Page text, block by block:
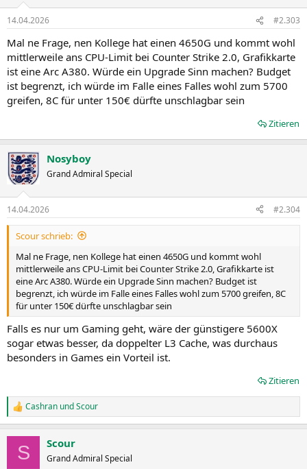
14.04.2026 #2.303
Mal ne Frage, nen Kollege hat einen 4650G und kommt wohl
mittlerweile ans CPU-Limit bei Counter Strike 2.0, Grafikkarte
ist eine Arc A380. Würde ein Upgrade Sinn machen? Budget
ist begrenzt, ich würde im Falle eines Falles wohl zum 5700
greifen, 8C für unter 150€ dürfte unschlagbar sein
Zitieren
Nosyboy
Grand Admiral Special
14.04.2026 #2.304
Scour schrieb:
Mal ne Frage, nen Kollege hat einen 4650G und kommt wohl
mittlerweile ans CPU-Limit bei Counter Strike 2.0, Grafikkarte ist
eine Arc A380. Würde ein Upgrade Sinn machen? Budget ist
begrenzt, ich würde im Falle eines Falles wohl zum 5700 greifen, 8C
für unter 150€ dürfte unschlagbar sein
Falls es nur um Gaming geht, wäre der günstigere 5600X
sogar etwas besser, da doppelter L3 Cache, was durchaus
besonders in Games ein Vorteil ist.
Zitieren
R
e
Cashran undScour
S Scour
Grand Admiral Special